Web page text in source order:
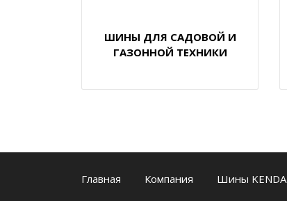
ШИНЫ ДЛЯ САДОВОЙ И
ГАЗОННОЙ ТЕХНИКИ
Главная Компания Шины KENDA